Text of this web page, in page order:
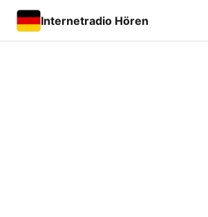
Internetradio Hören